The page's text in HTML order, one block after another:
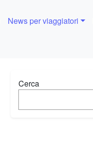
News per viaggiatori
Cerca